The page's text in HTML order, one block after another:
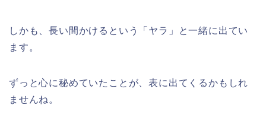
しかも、長い間かけるという「ヤラ」と一緒に出てい
ます。
ずっと心に秘めていたことが、表に出てくるかもしれ
ませんね。